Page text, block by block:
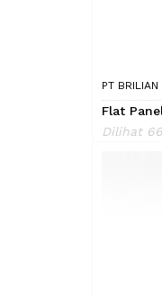
PT
Flat
Dilihat